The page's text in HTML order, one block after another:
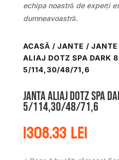
echipa noastră de experți
dumneavoastră.
ACASĂ / JANTE /
ALIAJ DOTZ SPA DARK
5/114,30/48/71,6
Janta aliaj DOTZ Spa
5/114,30/48/71,6
1308.33lei